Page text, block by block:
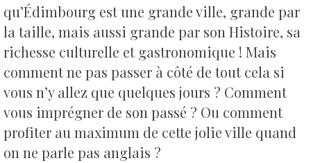
qu’Édimbourg est une grande ville, grande par
la taille, mais aussi grande par son Histoire, sa
richesse culturelle et gastronomique ! Mais
comment ne pas passer à côté de tout cela si
vous n’y allez que quelques jours ? Comment
vous imprégner de son passé ? Ou comment
profiter au maximum de cette jolie ville quand
on ne parle pas anglais ?